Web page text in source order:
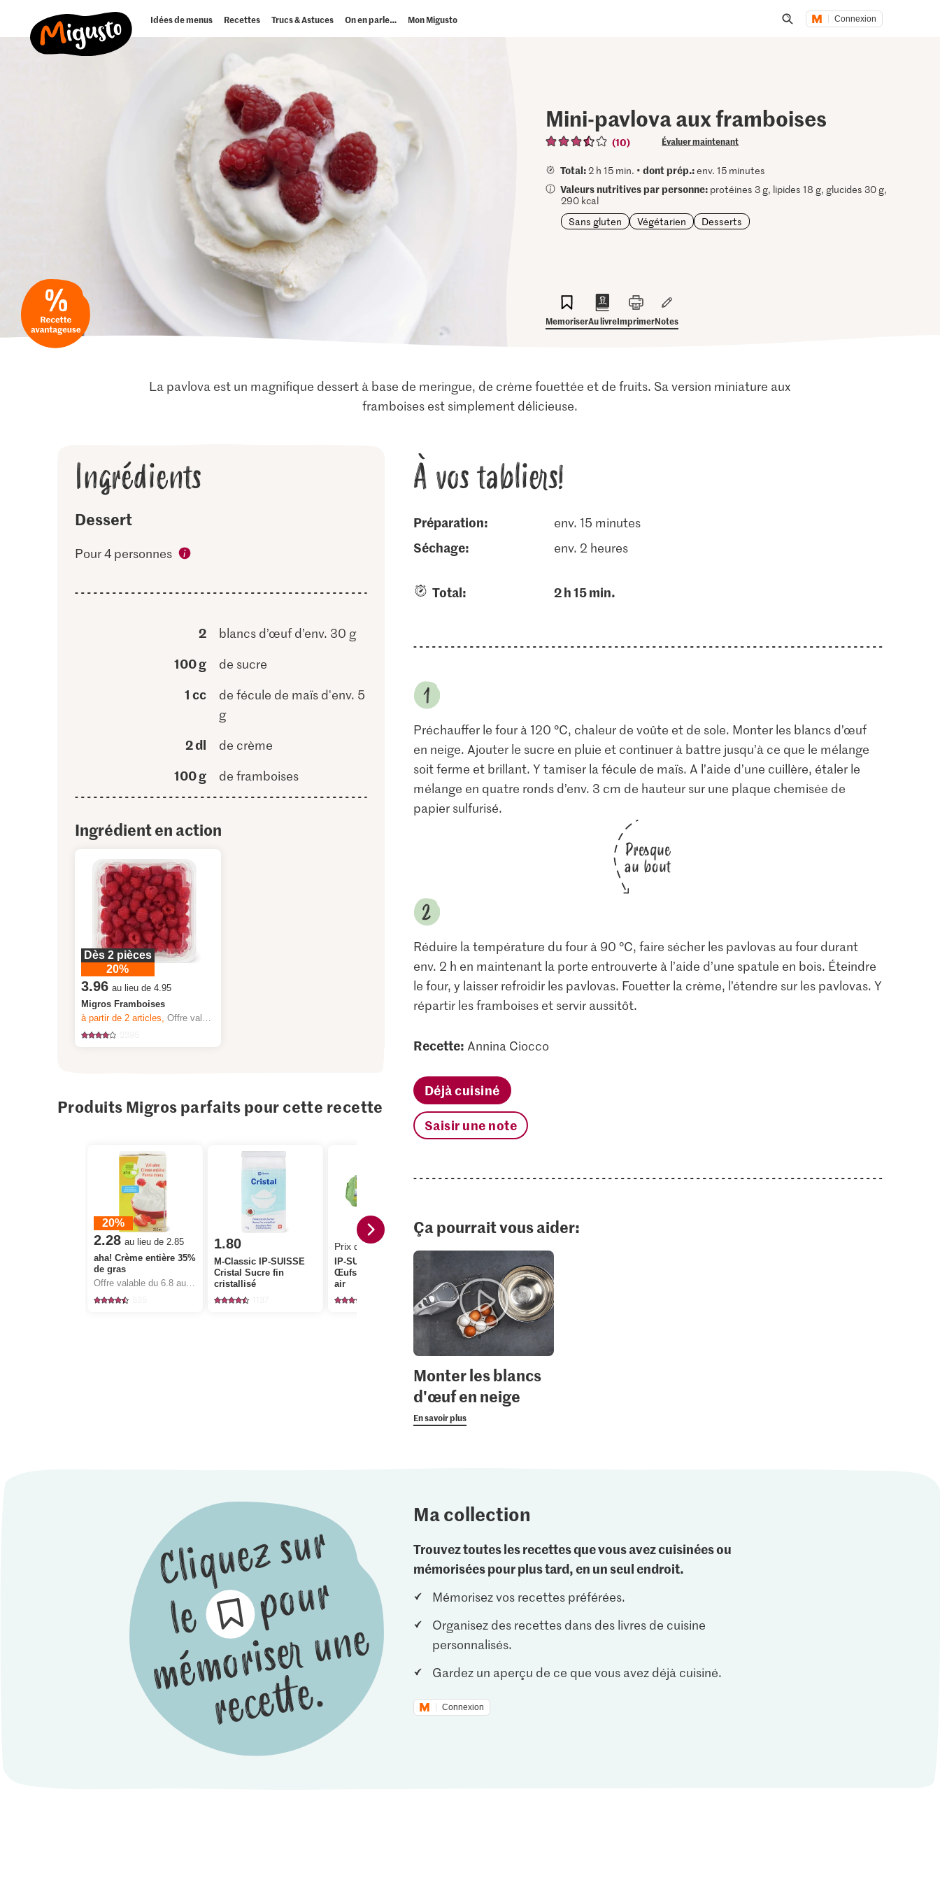
Idées de menus Recettes Trucs & Astuces On en parle… Mon Migusto Connexion
Mini-pavlova aux framboises
(10) Évaluer maintenant
Total:2 h 15 min. •dont prép.:env. 15 minutes
Valeurs nutritives par personne: protéines 3 g, lipides 18 g, glucides 30 g,
290 kcal
Sans gluten
Végétarien Desserts
MemoriserAu livreImprimerNotes
La pavlova est un magnifique dessert à base de meringue, de crème fouettée et de fruits. Sa version miniature aux
framboises est simplement délicieuse.
Ingrédients
Dessert
Pour 4 personnes
2 blancs d’œuf d’env. 30 g
100 g de sucre
1 cc
de fécule de maïs d'env. 5
g
2 dl de crème
100 g de framboises
Ingrédient en action
Dès 2 pièces
20%
3.96 au lieu de 4.95
Migros Framboises
à partir de 2 articles, Offre valable du 6.8 au 12.8.2026, jusqu’à épuisement du stock.
Produits Migros parfaits pour cette recette
20%
2.28 au lieu de 2.85
aha! Crème entière 35%
de gras
1.80
M-Classic IP-SUISSE
Cristal Sucre fin
cristallisé
Prix du jour
IP-SUISSE De la région
Œufs Élevage en plein
air
2.20
Patissier Amidon de
maïs
383
À vos tabliers!
Préparation: env. 15 minutes
séchage: env. 2 heures
Total: 2 h 15 min.
Préchauffer le four à 120 °C, chaleur de voûte et de sole. Monter les blancs d’œuf
en neige. Ajouter le sucre en pluie et continuer à battre jusqu’à ce que le mélange
soit ferme et brillant. Y tamiser la fécule de maïs. A l’aide d’une cuillère, étaler le
mélange en quatre ronds d’env. 3 cm de hauteur sur une plaque chemisée de
papier sulfurisé.
Presque
au bout
Réduire la température du four à 90 °C, faire sécher les pavlovas au four durant
env. 2 h en maintenant la porte entrouverte à l’aide d’une spatule en bois. Éteindre
le four, y laisser refroidir les pavlovas. Fouetter la crème, l’étendre sur les pavlovas. Y
répartir les framboises et servir aussitôt.
Recette: Annina Ciocco
Déjà cuisiné
Saisir une note
Ça pourrait vous aider:
Monter les blancs
d'œuf en neige
En savoir plus
Ma collection
Trouvez toutes les recettes que vous avez cuisinées ou
mémorisées pour plus tard, en un seul endroit.
Mémorisez vos recettes préférées.
Organisez des recettes dans des livres de cuisine
personnalisés.
Gardez un aperçu de ce que vous avez déjà cuisiné.
Connexion